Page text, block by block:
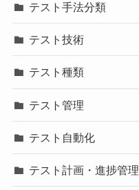
テスト手法分類
テスト技術
テスト種類
テスト管理
テスト自動化
テスト計画・進捗管理